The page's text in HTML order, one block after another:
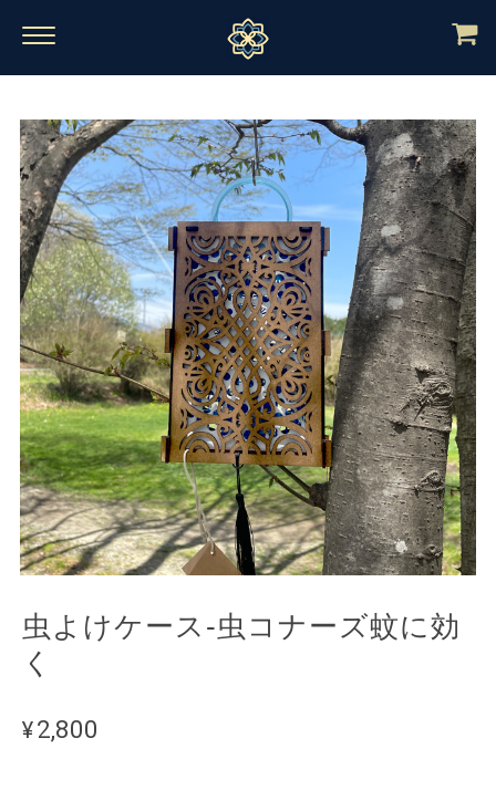
虫よけケース-虫コナーズ蚊に効
く
¥2,800